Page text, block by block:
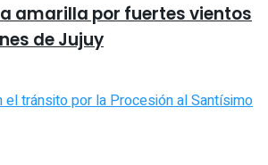
amarilla por fuertes vientos
de Jujuy